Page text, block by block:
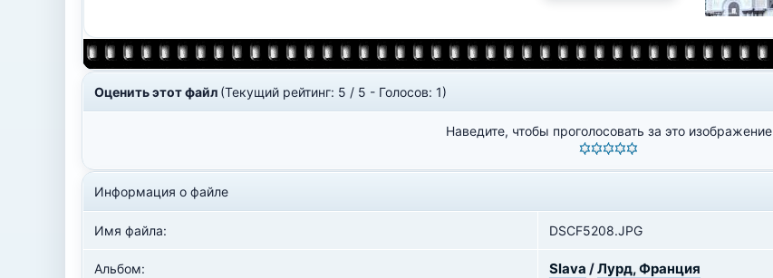
Оценить этот файл (Текущий рейтинг: 5 / 5 - Голосов: 1)
Наведите, чтобы проголосовать за это изображение
Информация о файле
Имя файла: DSCF5208.JPG
Альбом: Slava /Лурд, Франция